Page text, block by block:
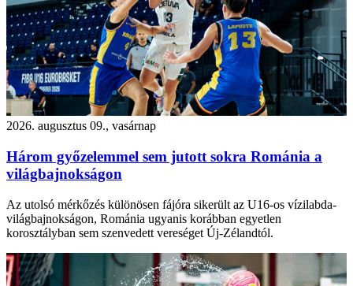
2026. augusztus 09., vasárnap
Három győzelemmel sem jutott sokra Románia a
világbajnokságon
Az utolsó mérkőzés különösen fájóra sikerült az U16-os vízilabda-
világbajnokságon, Románia ugyanis korábban egyetlen
korosztályban sem szenvedett vereséget Új-Zélandtól.